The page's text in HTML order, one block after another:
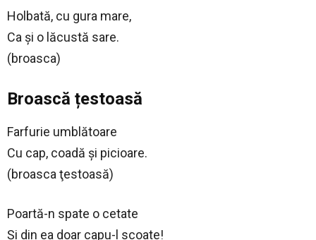
Holbată, cu gura mare,
Ca şi o lăcustă sare.
(broasca)
Broască țestoasă
Farfurie umblătoare
Cu cap, coadă şi picioare.
(broasca ţestoasă)
Poartă-n spate o cetate
Şi din ea doar capu-l scoate!